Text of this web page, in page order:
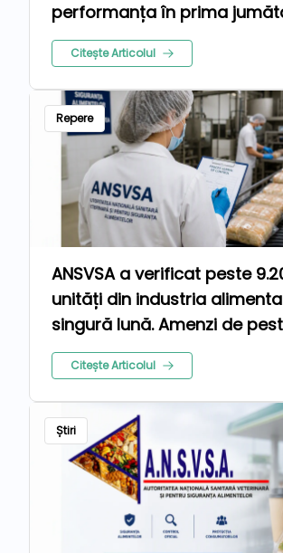
performanța în prima
anului 2026
Citește Articolul
Repere
ANSVSA a verificat peste
unități din industria
singură lună. Amenzi de
milioane de lei pentru nereguli
Citește Articolul
Știri